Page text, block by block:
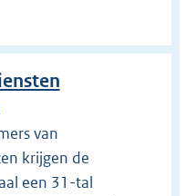
van
krijgen de
een 31-tal